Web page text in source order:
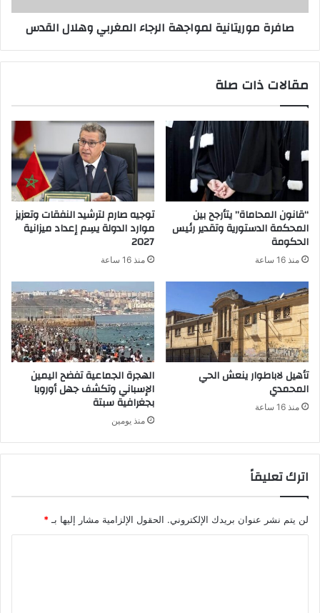
صافرة موريتانية لمواجهة الرجاء المغربي وهلال القدس
مقالات ذات صلة
“قانون المحاماة” يتأرجح بين
المحكمة الدستورية وتقدير رئيس
الحكومة
منذ 16 ساعة
توجيه صارم لترشيد النفقات وتعزيز
موارد الدولة يسِم إعداد ميزانية
2027
منذ 16 ساعة
تأهيل لاباطوار ينعش الحي
المحمدي
منذ 16 ساعة
الهجرة الجماعية تفضح اليمين
الإسباني وتكشف جهل أوروبا
بجغرافية سبتة
منذ يومين
اترك تعليقاً
لن يتم نشر عنوان بريدك الإلكتروني. الحقول الإلزامية مشار إليها بـ *